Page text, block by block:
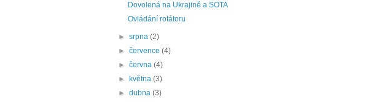
Dovolená na Ukrajině a SOTA
Ovládání rotátoru
►srpna(2)
►července(4)
►června(4)
►
května(3)
►dubna(3)